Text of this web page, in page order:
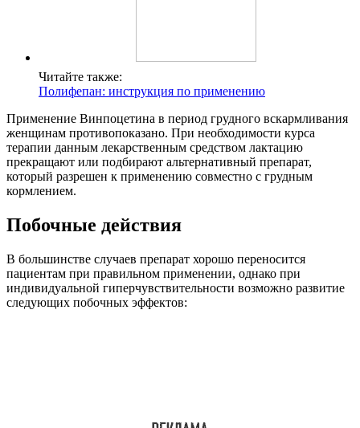
Читайте также:
Полифепан: инструкция по применению
Применение Винпоцетина в период грудного вскармливания
женщинам противопоказано. При необходимости курса
терапии данным лекарственным средством лактацию
прекращают или подбирают альтернативный препарат,
который разрешен к применению совместно с грудным
кормлением.
Побочные действия
В большинстве случаев препарат хорошо переносится
пациентам при правильном применении, однако при
индивидуальной гиперчувствительности возможно развитие
следующих побочных эффектов: